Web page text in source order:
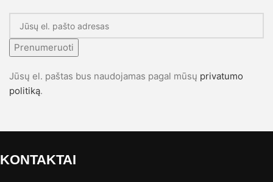
Prenumeruoti
Jūsų el. paštas bus naudojamas pagal mūsų privatumo
politiką.
KONTAKTAI